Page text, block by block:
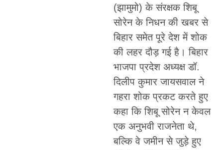
(झामुमो) के संरक्षक शिबू
सोरेन के निधन की खबर से
बिहार समेत पूरे देश में शोक
की लहर दौड़ गई है। बिहार
भाजपा प्रदेश अध्यक्ष डॉ.
दिलीप कुमार जायसवाल ने
गहरा शोक प्रकट करते हुए
कहा कि शिबू सोरेन न केवल
एक अनुभवी राजनेता थे,
बल्कि वे जमीन से जुड़े हुए